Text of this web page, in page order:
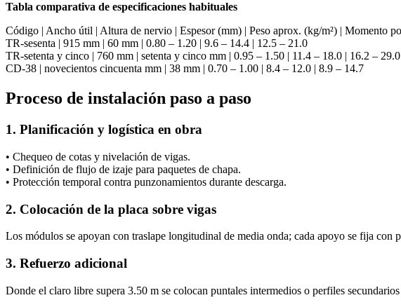
Tabla comparativa de especificaciones habituales
Código | Ancho útil | Altura de nervio | Espesor (mm) | Peso aprox. (kg/m²) | Momento
TR-sesenta | 915 mm | 60 mm | 0.80 – 1.20 | 9.6 – 14.4 | 12.5 – 21.0
TR-setenta y cinco | 760 mm | setenta y cinco mm | 0.95 – 1.50 | 11.4 – 18.0 | 16.2 – 29.0
CD-38 | novecientos cincuenta mm | 38 mm | 0.70 – 1.00 | 8.4 – 12.0 | 8.9 – 14.7
Proceso de instalación paso a paso
1. Planificación y logística en obra
• Chequeo de cotas y nivelación de vigas.
• Definición de flujo de izaje para paquetes de chapa.
• Protección temporal contra punzonamientos durante descarga.
2. Colocación de la placa sobre vigas
Los módulos se apoyan con traslape longitudinal de media onda; cada apoyo se fija
3. Refuerzo adicional
Donde el claro libre supera 3.50 m se colocan puntales intermedios o perfiles